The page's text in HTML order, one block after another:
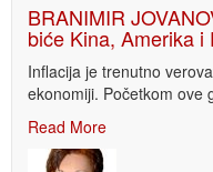
BRANIMIR
biće Kina, Amerika i
Inflacija je trenutno
ekonomiji. Početkom ove
Read More